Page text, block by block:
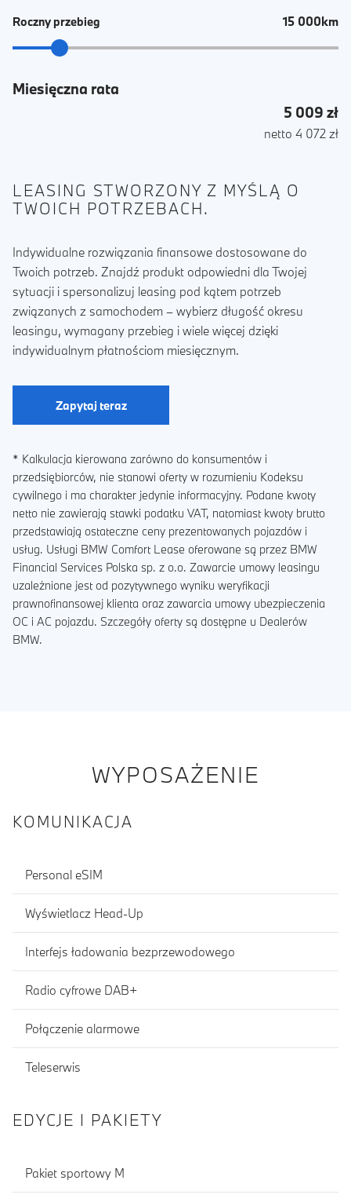
Roczny przebieg 15 000km
Miesięczna rata
5 009 zł
netto 4 072 zł
LEASING STWORZONY Z MYŚLĄ O
TWOICH POTRZEBACH.
Indywidualne rozwiązania finansowe dostosowane do
Twoich potrzeb. Znajdź produkt odpowiedni dla Twojej
sytuacji i spersonalizuj leasing pod kątem potrzeb
związanych z samochodem – wybierz długość okresu
leasingu, wymagany przebieg i wiele więcej dzięki
indywidualnym płatnościom miesięcznym.
Zapytaj teraz
* Kalkulacja kierowana zarówno do konsumentów i
przedsiębiorców, nie stanowi oferty w rozumieniu Kodeksu
cywilnego i ma charakter jedynie informacyjny. Podane kwoty
netto nie zawierają stawki podatku VAT, natomiast kwoty brutto
przedstawiają ostateczne ceny prezentowanych pojazdów i
usług. Usługi BMW Comfort Lease oferowane są przez BMW
Financial Services Polska sp. z o.o. Zawarcie umowy leasingu
uzależnione jest od pozytywnego wyniku weryfikacji
prawnofinansowej klienta oraz zawarcia umowy ubezpieczenia
OC i AC pojazdu. Szczegóły oferty są dostępne u Dealerów
BMW.
WYPOSAŻENIE
KOMUNIKACJA
Personal eSIM
Wyświetlacz Head-Up
Interfejs ładowania bezprzewodowego
Radio cyfrowe DAB+
Połączenie alarmowe
Teleserwis
EDYCJE I PAKIETY
Pakiet sportowy M